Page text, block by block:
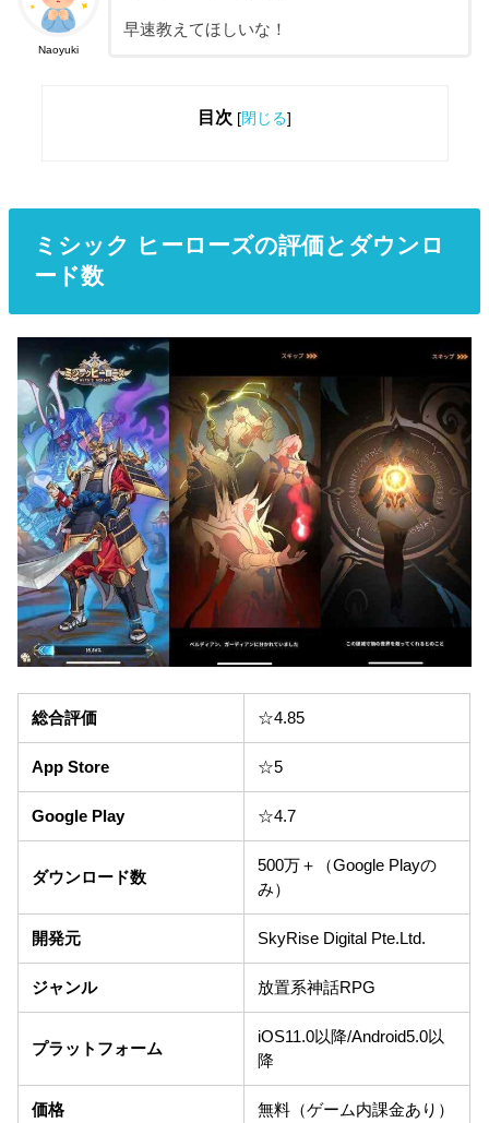
Naoyuki
早速教えてほしいな！
目次 [閉じる]
ミシック ヒーローズの評価とダウンロ
ード数
総合評価 ☆4.85
App Store ☆5
Google Play ☆4.7
ダウンロード数
500万＋（Google Playの
み）
開発元 SkyRise Digital Pte.Ltd.
ジャンル 放置系神話RPG
プラットフォーム
iOS11.0以降/Android5.0以
降
価格 無料（ゲーム内課金あり）